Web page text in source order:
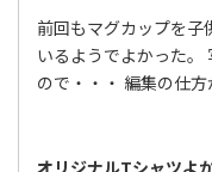
前回もマグカップを子
いるようでよかった。
ので・・・ 編集の仕